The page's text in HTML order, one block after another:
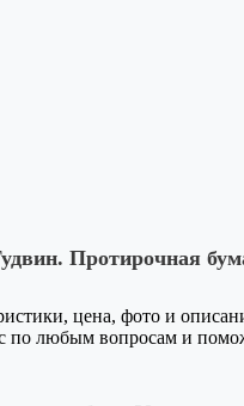
Протирочная
цена, фото и
по любым вопросам и